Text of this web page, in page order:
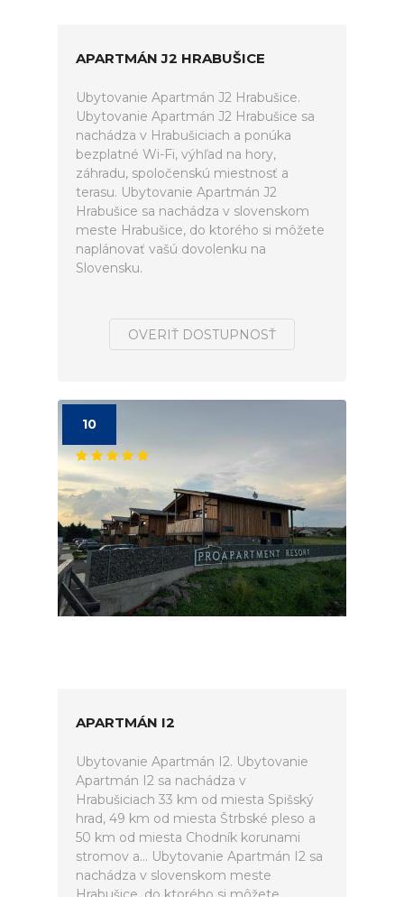
APARTMÁN J2 HRABUŠICE
Ubytovanie Apartmán J2 Hrabušice.
Ubytovanie Apartmán J2 Hrabušice sa
nachádza v Hrabušiciach a ponúka
bezplatné Wi-Fi, výhľad na hory,
záhradu, spoločenskú miestnosť a
terasu. Ubytovanie Apartmán J2
Hrabušice sa nachádza v slovenskom
meste Hrabušice, do ktorého si môžete
naplánovať vašú dovolenku na
Slovensku.
OVERIŤ DOSTUPNOSŤ
10
APARTMÁN I2
Ubytovanie Apartmán I2. Ubytovanie
Apartmán I2 sa nachádza v
Hrabušiciach 33 km od miesta Spišský
hrad, 49 km od miesta Štrbské pleso a
50 km od miesta Chodník korunami
stromov a... Ubytovanie Apartmán I2 sa
nachádza v slovenskom meste